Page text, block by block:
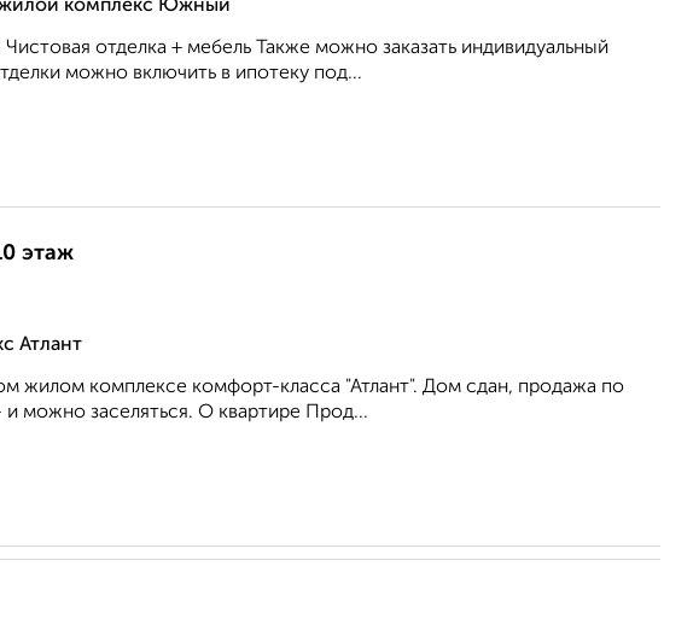
комплекс Южный
отделка + мебель Также можно заказать индивидуальный
можно включить в ипотеку под...
этаж
Атлант
жилом комплексе комфорт-класса "Атлант". Дом сдан, продажа по
можно заселяться. О квартире Прод...